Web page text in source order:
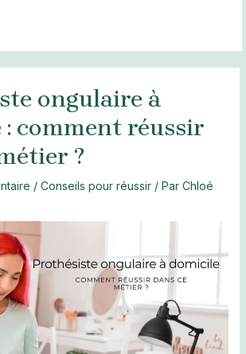
ongulaire à
comment réussir
?
/ Conseils pour réussir/ Par Chloé